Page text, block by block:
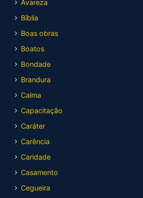
Avareza
Bíblia
Boas obras
Boatos
Bondade
Brandura
Calma
Capacitação
Caráter
Carência
Caridade
Casamento
Cegueira